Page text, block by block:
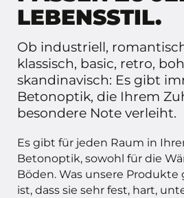
LEBENSSTIL.
Ob industriell,
klassisch, basic, retro,
skandinavisch: Es gibt
Betonoptik, die Ihrem
besondere Note verleiht.
Es gibt für jeden Raum in
Betonoptik, sowohl für die
Böden. Was unsere
ist, dass sie sehr fest, hart,